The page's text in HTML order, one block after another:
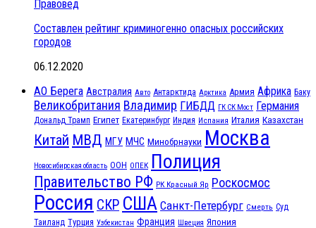
Правовед
Составлен рейтинг криминогенно опасных российских
городов
06.12.2020
АО Берега Австралия Авто Антарктида Арктика Армия Африка Баку
Великобритания Владимир ГИБДД ГК СК Мост Германия
Дональд Трамп Египет Екатеринбург Индия Испания Италия Казахстан
Китай МВД МГУ МЧС Минобрнауки Москва
Новосибирская область ООН ОПЕК Полиция
Правительство РФ РК Красный Яр Роскосмос
Россия СКР США Санкт-Петербург Смерть Суд
Таиланд Турция Узбекистан Франция Швеция Япония